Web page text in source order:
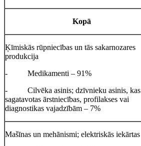
Kopā
Ķīmiskās rūpniecības un tās sakarnozares
produkcija
- Medikamenti – 91%
- Cilvēka asinis; dzīvnieku asinis, kas
sagatavotas ārstniecības, profilakses vai
diagnostikas vajadzībām – 7%
Mašīnas un mehānismi; elektriskās iekārtas